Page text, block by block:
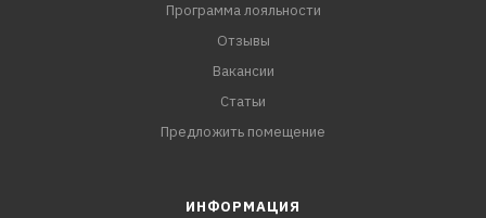
Программа лояльности
Отзывы
Вакансии
Статьи
Предложить помещение
ИНФОРМАЦИЯ